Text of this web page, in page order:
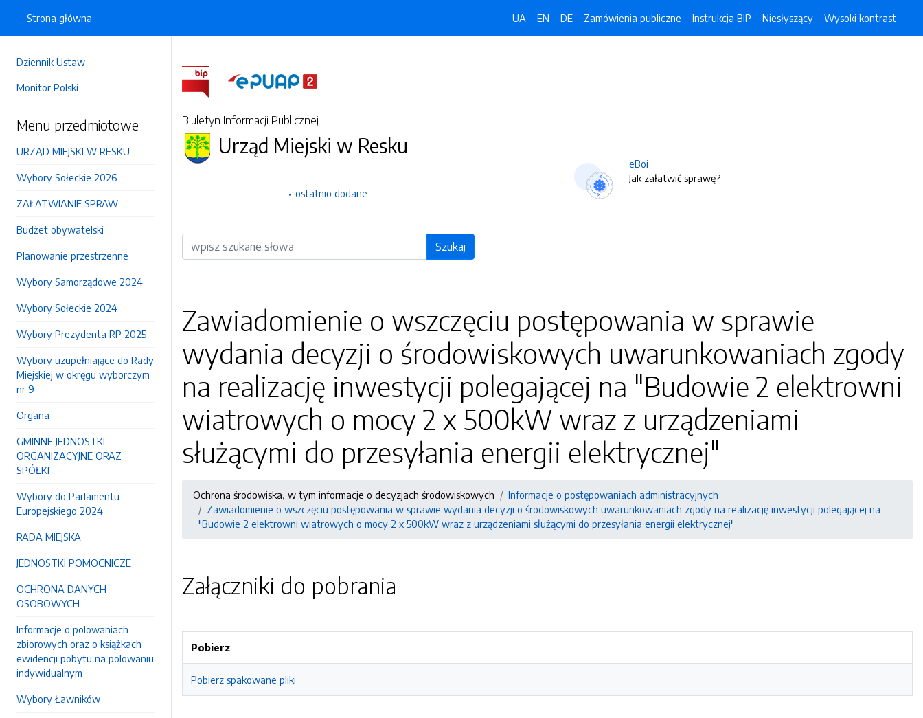
Dziennik Ustaw
Monitor Polski
Menu przedmiotowe
URZĄD MIEJSKI W RESKU
Wybory Sołeckie 2026
ZAŁATWIANIE SPRAW
Budżet obywatelski
Planowanie przestrzenne
Wybory Samorządowe 2024
Wybory Sołeckie 2024
Wybory Prezydenta RP 2025
Wybory uzupełniające do Rady
Miejskiej w okręgu wyborczym
nr 9
Organa
GMINNE JEDNOSTKI
ORGANIZACYJNE ORAZ
SPÓŁKI
Wybory do Parlamentu
Europejskiego 2024
RADA MIEJSKA
JEDNOSTKI POMOCNICZE
OCHRONA DANYCH
OSOBOWYCH
Informacje o polowaniach
zbiorowych oraz o książkach
ewidencji pobytu na polowaniu
indywidualnym
Wybory Ławników
Strona główna UA EN DE Zamówienia publiczne Instrukcja BIP Niesłyszący Wysoki kontrast
Biuletyn Informacji Publicznej
Urząd Miejski w Resku
ostatnio dodane
Wyszukiwarka Szukaj
eBoi
Jak załatwić sprawę?
Zawiadomienie o wszczęciu postępowania w sprawie
wydania decyzji o środowiskowych uwarunkowaniach zgody
na realizację inwestycji polegającej na "Budowie 2 elektrowni
wiatrowych o mocy 2 x 500kW wraz z urządzeniami
służącymi do przesyłania energii elektrycznej"
Ochrona środowiska, w tym informacje o decyzjach środowiskowych
Informacje o postępowaniach administracyjnych
Zawiadomienie o wszczęciu postępowania w sprawie wydania decyzji o środowiskowych uwarunkowaniach zgody na realizację inwestycji polegającej na
"Budowie 2 elektrowni wiatrowych o mocy 2 x 500kW wraz z urządzeniami służącymi do przesyłania energii elektrycznej"
Załączniki do pobrania
Pobierz
Pobierz spakowane pliki